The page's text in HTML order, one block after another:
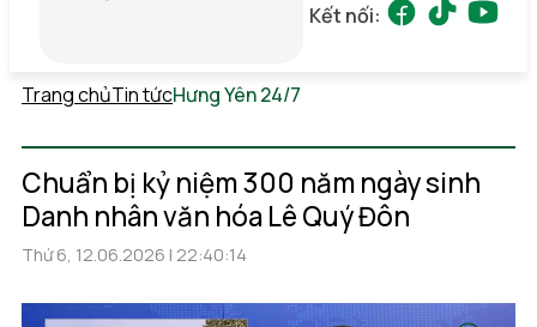
Kết nối:
Trang chủTin tứcHưng Yên 24/7
Chuẩn bị kỷ niệm 300 năm ngày sinh
Danh nhân văn hóa Lê Quý Đôn
Thứ 6, 12.06.2026 | 22:40:14